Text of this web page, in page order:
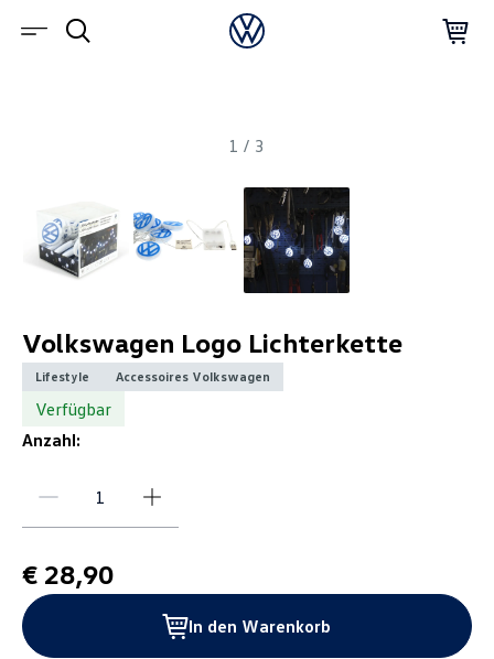
1 / 3
Volkswagen Logo Lichterkette
Lifestyle Accessoires Volkswagen
Verfügbar
Anzahl:
€ 28,90
In den Warenkorb